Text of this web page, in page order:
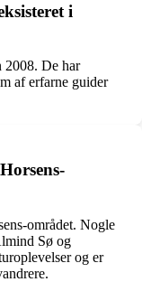
i
2008. De har
af erfarne guider
området. Nogle
Sø og
og er